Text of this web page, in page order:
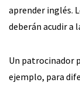
aprender inglés.
deberán acudir a
Un patrocinador
ejemplo, para